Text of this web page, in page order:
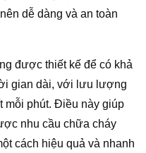
dễ dàng và an toàn
được thiết kế để có khả
gian dài, với lưu lượng
mỗi phút. Điều này giúp
nhu cầu chữa cháy
cách hiệu quả và nhanh